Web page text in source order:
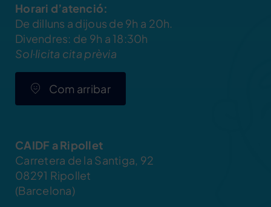
Horari d’atenció:
De dilluns a dijous de 9h a 20h.
Divendres: de 9h a 18:30h
Sol·licita cita prèvia
Com arribar
CAIDF a Ripollet
Carretera de la Santiga, 92
08291 Ripollet
(Barcelona)